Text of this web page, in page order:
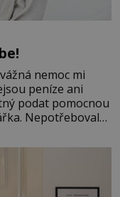
nemoc mi
peníze ani
podat pomocnou
Nepotřebovala
studiích jsem